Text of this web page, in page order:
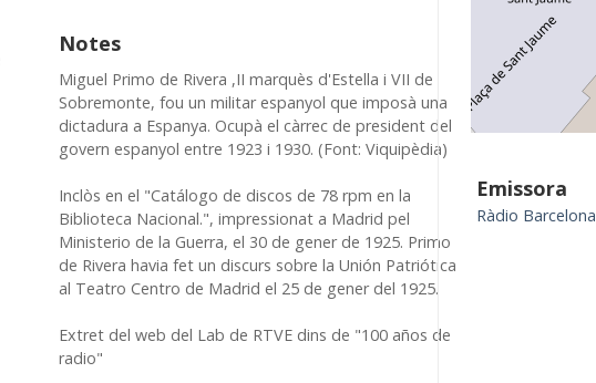
Notes
Miguel Primo de Rivera ,II marquès d'Estella i VII de
Sobremonte, fou un militar espanyol que imposà una
dictadura a Espanya. Ocupà el càrrec de president del
govern espanyol entre 1923 i 1930. (Font: Viquipèdia)
Inclòs en el "Catálogo de discos de 78 rpm en la
Biblioteca Nacional.", impressionat a Madrid pel
Ministerio de la Guerra, el 30 de gener de 1925. Primo
de Rivera havia fet un discurs sobre la Unión Patriótica
al Teatro Centro de Madrid el 25 de gener del 1925.
Extret del web del Lab de RTVE dins de "100 años de
radio"
Emissora
Ràdio Barcelona